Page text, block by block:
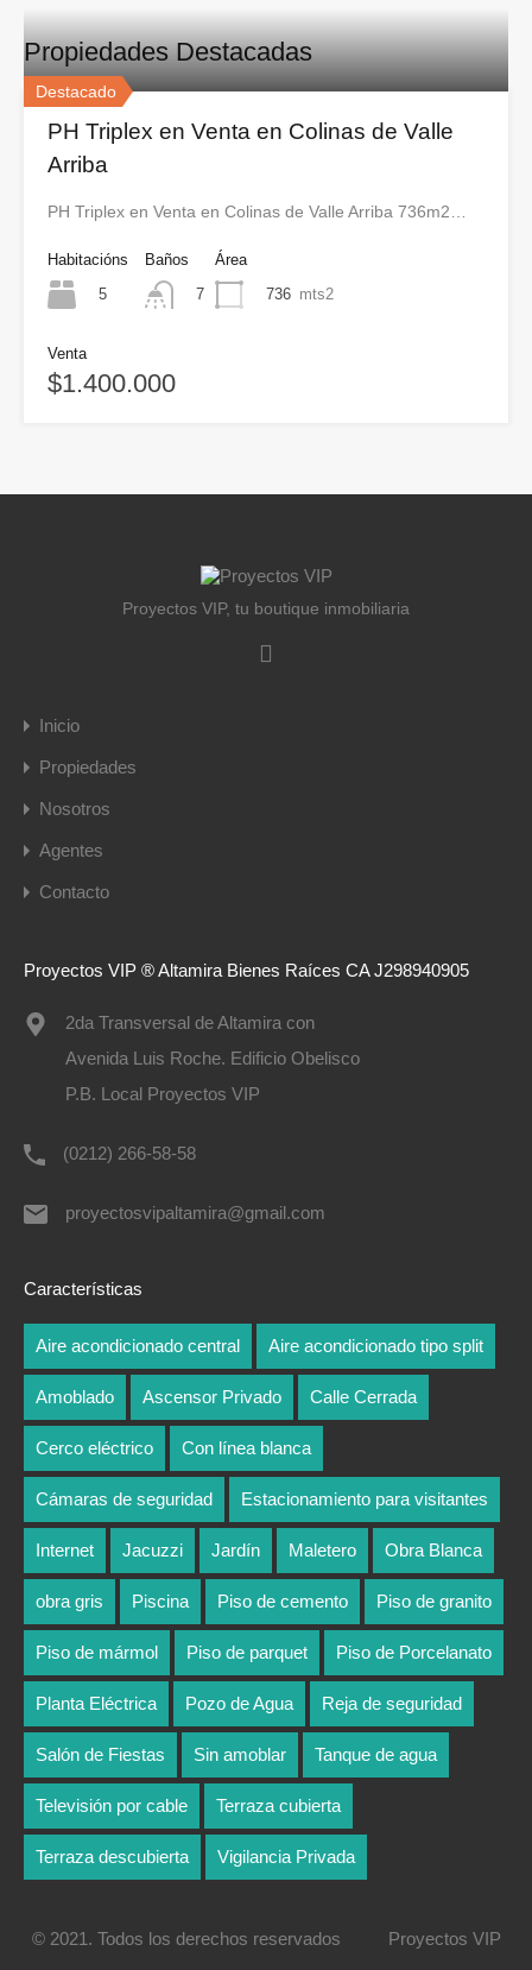
Propiedades Destacadas
Destacado
PH Triplex en Venta en Colinas de Valle
Arriba
PH Triplex en Venta en Colinas de Valle Arriba 736m2…
Habitacións
5
Baños
7
Área
736 mts2
Venta
$1.400.000
Proyectos VIP, tu boutique inmobiliaria
Inicio
Propiedades
Nosotros
Agentes
Contacto
Proyectos VIP ®️ Altamira Bienes Raíces CA J298940905
2da Transversal de Altamira con
Avenida Luis Roche. Edificio Obelisco
P.B. Local Proyectos VIP
(0212) 266-58-58
proyectosvipaltamira@gmail.com
Características
Aire acondicionado central Aire acondicionado tipo split
Amoblado Ascensor Privado Calle Cerrada
Cerco eléctrico Con línea blanca
Cámaras de seguridad Estacionamiento para visitantes
Internet Jacuzzi Jardín Maletero Obra Blanca
obra gris Piscina Piso de cemento Piso de granito
Piso de mármol Piso de parquet Piso de Porcelanato
Planta Eléctrica Pozo de Agua Reja de seguridad
Salón de Fiestas Sin amoblar Tanque de agua
Televisión por cable Terraza cubierta
Terraza descubierta Vigilancia Privada
© 2021. Todos los derechos reservados Proyectos VIP